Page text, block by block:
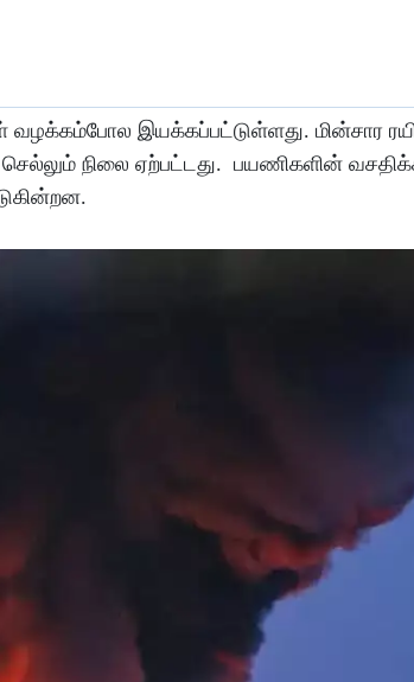
வழக்கம்போல இயக்கப்பட்டுள்ளது. மின்சார
நிலை ஏற்பட்டது. பயணிகளின்